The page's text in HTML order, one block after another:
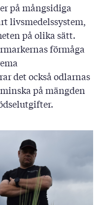
på mångsidiga
livsmedelssystem,
på olika sätt.
förmåga
det också odlarnas
på mängden